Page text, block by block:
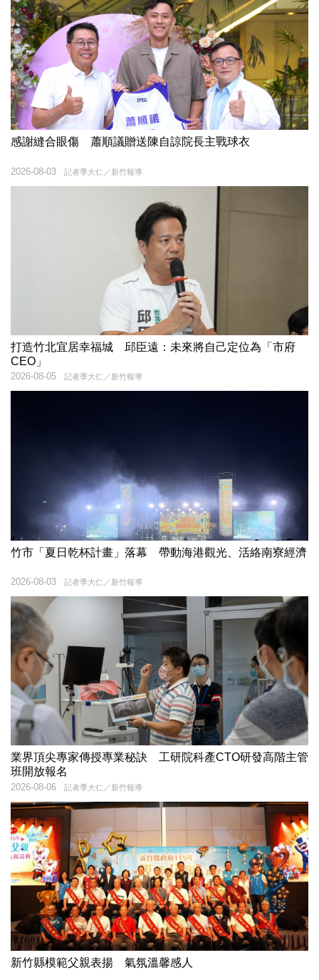
感謝縫合眼傷 蕭順議贈送陳自諒院長主戰球衣
記者季大仁／新竹報導
2026-08-03
打造竹北宜居幸福城 邱臣遠：未來將自己定位為「市府
CEO」
記者季大仁／新竹報導
2026-08-05
竹市「夏日乾杯計畫」落幕 帶動海港觀光、活絡南寮經濟
記者季大仁／新竹報導
2026-08-03
業界頂尖專家傳授專業秘訣 工研院科產CTO研發高階主管
班開放報名
記者季大仁／新竹報導
2026-08-06
新竹縣模範父親表揚 氣氛溫馨感人